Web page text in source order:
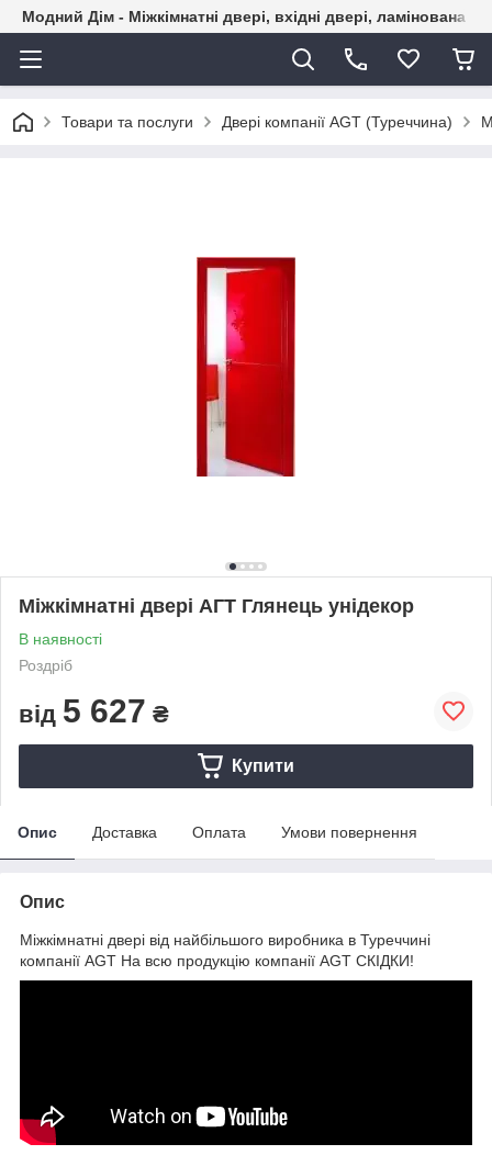
Модний Дім - Міжкімнатні двері, вхідні двері, ламінована
Товари та послуги Двері компанії AGT (Туреччина)
Міжкімнатні двері АГТ Глянець унідекор
В наявності
Роздріб
від 5 627 ₴
Купити
Опис Доставка Оплата Умови повернення
Опис
Міжкімнатні двері від найбільшого виробника в Туреччині
компанії AGT На всю продукцію компанії AGT СКІДКИ!